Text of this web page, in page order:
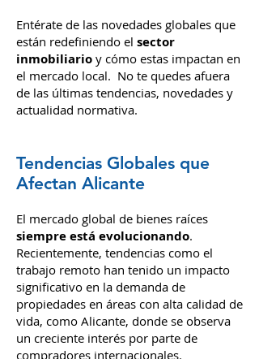
Entérate de las novedades globales que
están redefiniendo el sector
inmobiliario y cómo estas impactan en
el mercado local. No te quedes afuera
de las últimas tendencias, novedades y
actualidad normativa.
Tendencias Globales que
Afectan Alicante
El mercado global de bienes raíces
siempre está evolucionando.
Recientemente, tendencias como el
trabajo remoto han tenido un impacto
significativo en la demanda de
propiedades en áreas con alta calidad de
vida, como Alicante, donde se observa
un creciente interés por parte de
compradores internacionales.